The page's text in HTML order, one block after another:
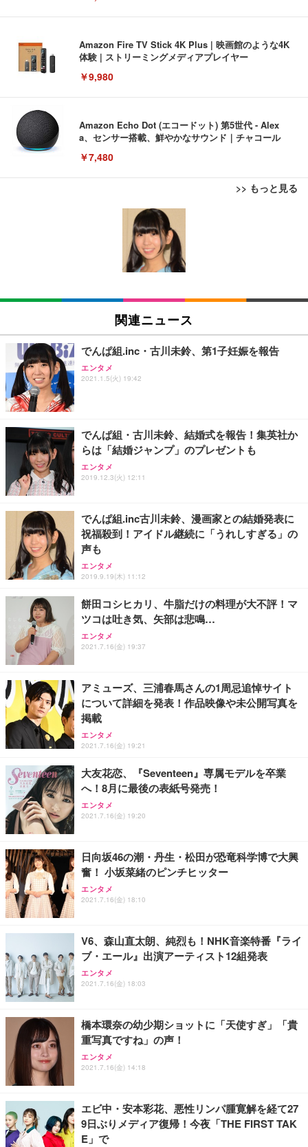
Amazon Fire TV Stick 4K Plus | 映画館のような4K
体験 | ストリーミングメディアプレイヤー
￥9,980
Amazon Echo Dot (エコードット) 第5世代 - Alex
a、センサー搭載、鮮やかなサウンド｜チャコール
￥7,480
>> もっと見る
[EdoErgo] オフィスチェア 椅子 テレワーク 疲れな
い 跳ね上げ式アームレスト コンパクト 約105度ロッ
キング pc 事務椅子 360度回転 座面昇降 強化ナイロ
ン樹脂ベース 通気性メッシュ 在宅ワーク H-WY01
(黒網+黒枠+黒足)
SIHOO B100 オフィスチェア／デスクチェア メッシ
ュチェア 人間工学 疲れない ブラック
￥27,999
Sezlife オフィスチェア デスクチェア 疲れない テレ
ョン PCチェア 通気性メッシュ ゲーミング/勉強/事
務用 おしゃれ パソコンチェア (ブラック)
Sezlife オフィスチェア デスクチェア 疲れない テレ
ワーク チェア 強化バックレスト 30度ロッキング機
能 人間工学 椅子 腰サポート 90度跳ね上げ式アーム
務用 おしゃれ パソコンチェア (ホワイト)
ANDWINT オフィスチェア デスクチェア 肘なし メ
ッシュ 通気性 ランバーサポート付き 腰サポート ガ
ス圧無段階昇降 360度回転 キャスター付き コンパク
ト 幅52×奥行58.5×高さ84～96cm テレワーク 在宅
￥4,139
EIZO ビジネス向けプレミアムモニター | FlexScan
EV3240X-WT | 31.5型4K UHD・USB Type-C・ホワ
EIZO ビジネス向けプレミアムモニター | FlexScan
￥109,572
【純正品】27"ゲーミングモニター DualSense 充電
【整備済み品】Dell E2724HS 27インチ 液晶モニタ
ー フルHD（1920×1080）VA 非光沢 HDMI/DisplayP
ort/VGA スピーカー内蔵 高さ調整 スイベル VESA対
【MiniLED/24.5inch/280Hz/FHD】GRAPHT THE S
HOOTER Gaming Monitor 24” Essential ゲーミン
グモニター QD 24.5インチ 1ms FHD 量子ドット 残
像低減 (3年保証 | 輝点保証 | 日本メーカー)
￥34,980
Amazonベーシック ペットシーツ 薄型 レギュラー 1
回使い捨て 無香料 ホワイト 300枚
Amazonベーシック ペットシーツ 厚型 ワイド 42枚
x2袋(84枚) ホワイト(吸収面:ライトブルー)
￥3,234
ネオ・ルーライフ ネオ・オムツ L 中型犬用 26枚入
Smart Basic(スマートベーシック) 【Amazon.co.jp
限定】 Smart Basic アイリスオーヤマ ペットシーツ
超厚型 お徳用 ワイド 100枚入 (x 1) (ケース販売)
アイリスオーヤマ ペットシーツ 超厚型 お徳用 レギ
ュラー 200枚入【Amazon.co.jp限定】
￥3,731
関連ニュース
でんぱ組.inc・古川未鈴、第1子妊娠を報告
エンタメ
2021.1.5(火) 19:42
でんぱ組・古川未鈴、結婚式を報告！集英社か
らは「結婚ジャンプ」のプレゼントも
エンタメ
2019.12.3(火) 12:11
でんぱ組.inc古川未鈴、漫画家との結婚発表に
祝福殺到！アイドル継続に「うれしすぎる」の
声も
エンタメ
2019.9.19(木) 11:12
餅田コシヒカリ、牛脂だけの料理が大不評！マ
ツコは吐き気、矢部は悲鳴…
エンタメ
2021.7.16(金) 19:37
アミューズ、三浦春馬さんの1周忌追悼サイト
について詳細を発表！作品映像や未公開写真を
掲載
エンタメ
2021.7.16(金) 19:21
大友花恋、『Seventeen』専属モデルを卒業
へ！8月に最後の表紙号発売！
エンタメ
2021.7.16(金) 19:20
日向坂46の潮・丹生・松田が恐竜科学博で大興
奮！ 小坂菜緒のピンチヒッター
エンタメ
2021.7.16(金) 18:10
V6、森山直太朗、純烈も！NHK音楽特番『ライ
ブ・エール』出演アーティスト12組発表
エンタメ
2021.7.16(金) 18:03
橋本環奈の幼少期ショットに「天使すぎ」「貴
重写真ですね」の声！
エンタメ
2021.7.16(金) 14:18
エビ中・安本彩花、悪性リンパ腫寛解を経て27
9日ぶりメディア復帰！今夜「THE FIRST TAK
E」で